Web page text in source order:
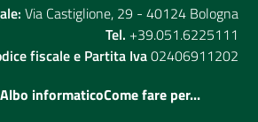
Via Castiglione, 29 - 40124 Bologna
Tel. +39.051.6225111
fiscale e Partita Iva02406911202
Albo informaticoCome fare per...